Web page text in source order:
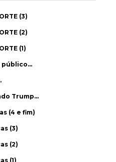
(3)
(2)
(1)
público…
Trump…
(4 e fim)
(3)
(2)
(1)